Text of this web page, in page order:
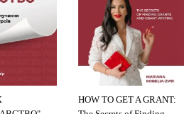
HOW TO GET A GRANT: